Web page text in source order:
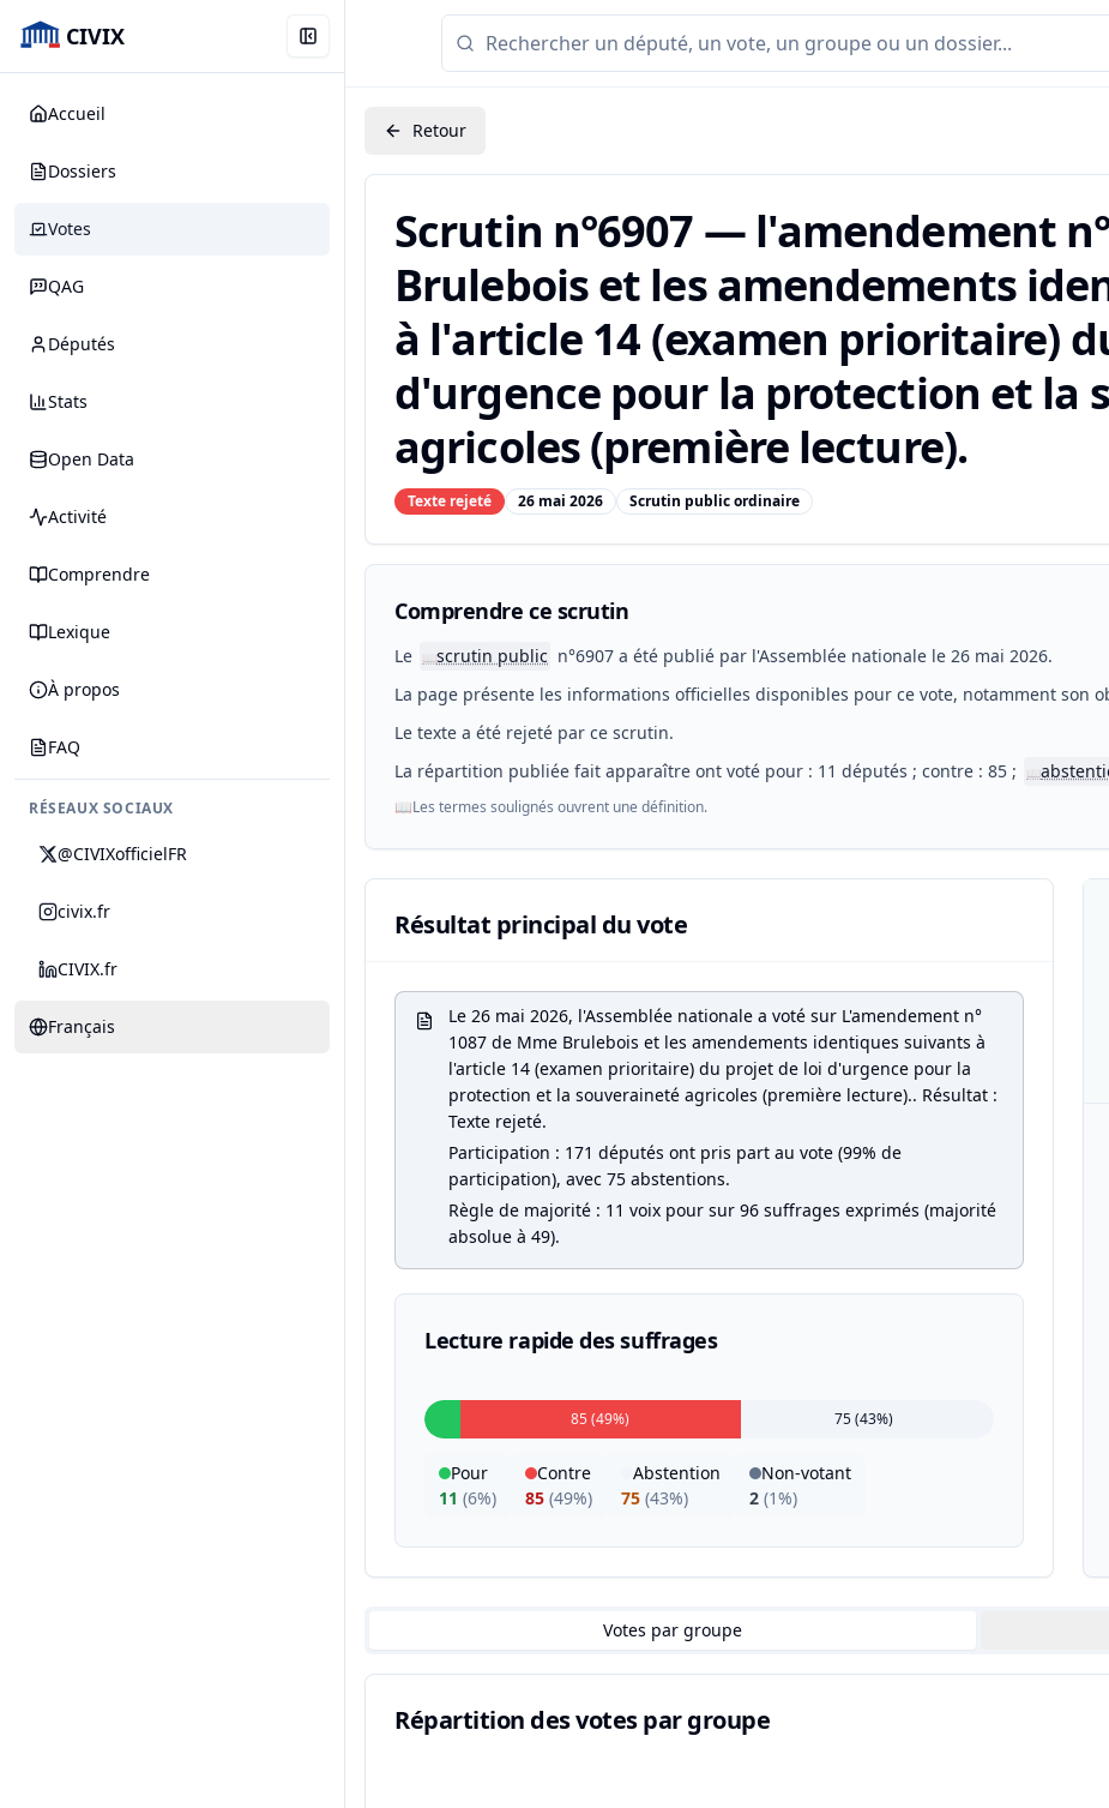
CIVIX
Accueil
Dossiers
Votes
QAG
Députés
Stats
Open Data
Activité
Comprendre
Lexique
À propos
FAQ
RÉSEAUX SOCIAUX
@CIVIXofficielFR
civix.fr
CIVIX.fr
Français
Retour
Scrutin n°6907 — l'amendement
Brulebois et les amendements
à l'article 14 (examen prioritaire)
d'urgence pour la protection et la
agricoles (première lecture).
Texte rejeté 26 mai 2026 Scrutin public ordinaire
Comprendre ce scrutin
Le 📖scrutin public n°6907 a été publié par l'Assemblée nationale le 26 mai 2026.
La page présente les informations officielles disponibles pour ce vote, notamment son
Le texte a été rejeté par ce scrutin.
La répartition publiée fait apparaître ont voté pour : 11 députés ; contre : 85 ;
📖
📖Les termes soulignés ouvrent une définition.
Résultat principal du vote
Le 26 mai 2026, l'Assemblée nationale a voté sur L'amendement n°
1087 de Mme Brulebois et les amendements identiques suivants à
l'article 14 (examen prioritaire) du projet de loi d'urgence pour la
protection et la souveraineté agricoles (première lecture).. Résultat :
Texte rejeté.
Participation : 171 députés ont pris part au vote (99% de
participation), avec 75 abstentions.
Règle de majorité : 11 voix pour sur 96 suffrages exprimés (majorité
absolue à 49).
Lecture rapide des suffrages
85 (49%) 75 (43%)
Pour
11 (6%)
Contre
85 (49%)
Abstention
75 (43%)
Non-votant
2 (1%)
Votes par groupe
Répartition des votes par groupe